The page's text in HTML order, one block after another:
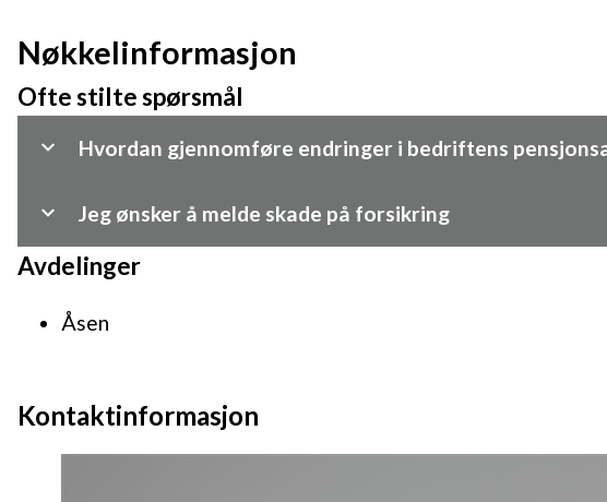
Nøkkelinformasjon
Ofte stilte spørsmål
Hvordan gjennomføre endringer i bedriftens
Jeg ønsker å melde skade på forsikring
Avdelinger
Åsen
Kontaktinformasjon